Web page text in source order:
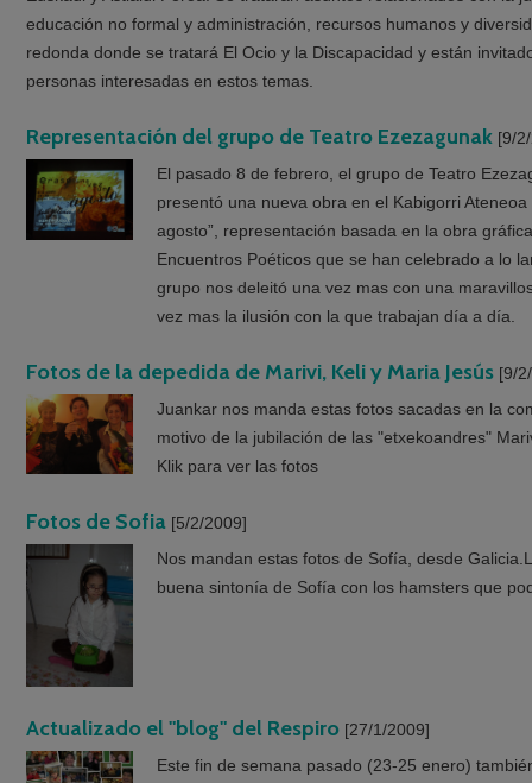
educación no formal y administración, recursos humanos y
redonda donde se tratará El Ocio y la Discapacidad y están
personas interesadas en estos temas.
Representación del grupo de Teatro Ezezagunak [9/
El pasado 8 de febrero, el grupo de Teatro
presentó una nueva obra en el Kabigorri
agosto”, representación basada en la obra
Encuentros Poéticos que se han celebrado a lo
grupo nos deleitó una vez mas con una
vez mas la ilusión con la que trabajan día a día.
Fotos de la depedida de Marivi, Keli y Maria Jesús [9/
Juankar nos manda estas fotos sacadas en la
motivo de la jubilación de las "etxekoandres"
Klik para ver las fotos
Fotos de Sofia [5/2/2009]
Nos mandan estas fotos de Sofía, desde
buena sintonía de Sofía con los hamsters que
Actualizado el "blog" del Respiro [27/1/2009]
Este fin de semana pasado (23-25 enero)